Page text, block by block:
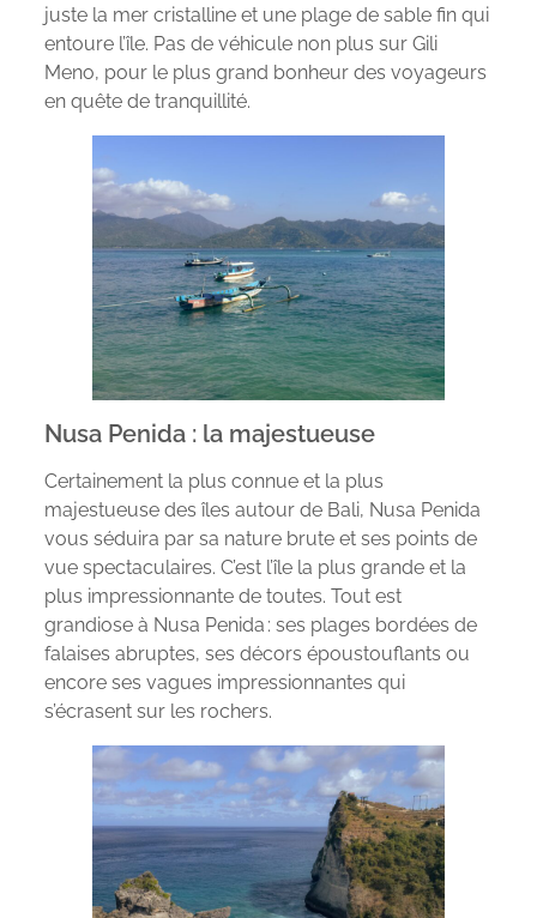
juste la mer cristalline et une plage de sable fin qui
entoure l’île. Pas de véhicule non plus sur Gili
Meno, pour le plus grand bonheur des voyageurs
en quête de tranquillité.
Nusa Penida : la majestueuse
Certainement la plus connue et la plus
majestueuse des îles autour de Bali, Nusa Penida
vous séduira par sa nature brute et ses points de
vue spectaculaires. C’est l’île la plus grande et la
plus impressionnante de toutes. Tout est
grandiose à Nusa Penida : ses plages bordées de
falaises abruptes, ses décors époustouflants ou
encore ses vagues impressionnantes qui
s’écrasent sur les rochers.